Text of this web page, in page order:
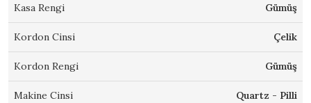
Kasa Rengi Gümüş
Kordon Cinsi Çelik
Kordon Rengi Gümüş
Makine Cinsi Quartz - Pilli